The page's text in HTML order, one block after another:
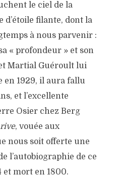
le ciel de la
d’étoile filante, dont la
à nous parvenir :
« profondeur » et son
Martial Guéroult lui
en 1929, il aura fallu
et l’excellente
Osier chez Berg
rive, vouée aux
nous soit offerte une
l’autobiographie de ce
et mort en 1800.